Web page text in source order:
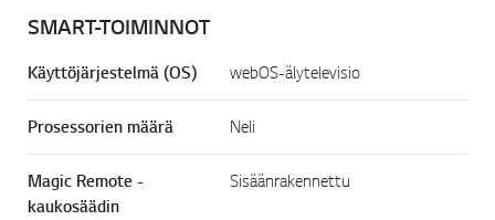
SMART-TOIMINNOT
Käyttöjärjestelmä (OS) webOS-älytelevisio
Prosessorien määrä Neli
Magic Remote -
kaukosäädin
Sisäänrakennettu